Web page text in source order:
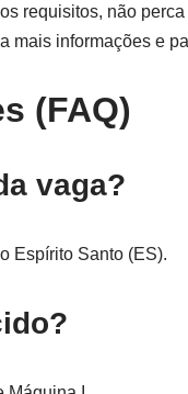
requisitos, não
mais informações e
(FAQ)
vaga?
Espírito Santo (ES).